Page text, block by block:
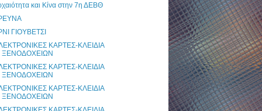
και Κίνα στην 7η ΔΕΒΘ
ΓΙΟΥΒΕΤΣΙ
ΚΑΡΤΕΣ-ΚΛΕΙΔΙΑ
ΞΕΝΟΔΟΧΕΙΩΝ
ΚΑΡΤΕΣ-ΚΛΕΙΔΙΑ
ΞΕΝΟΔΟΧΕΙΩΝ
ΚΑΡΤΕΣ-ΚΛΕΙΔΙΑ
ΞΕΝΟΔΟΧΕΙΩΝ